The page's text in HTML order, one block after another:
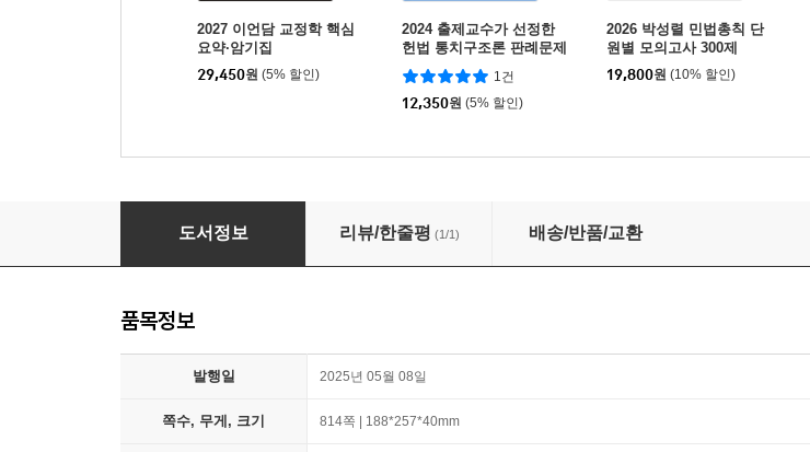
2027 이언담 교정학 핵심
요약·암기집
29,450원 (5% 할인)
2024 출제교수가 선정한
헌법 통치구조론 판례문제
60선
1건
12,350원 (5% 할인)
2026 박성렬 민법총칙 단
원별 모의고사 300제
19,800원 (10% 할인)
2026 변호사·공무원 시험 대비 황남기 헌법 OX
도서정보 리뷰/한줄평 (1/1) 배송/반품/교환
품목정보
발행일 2025년 05월 08일
쪽수, 무게, 크기 814쪽 | 188*257*40mm